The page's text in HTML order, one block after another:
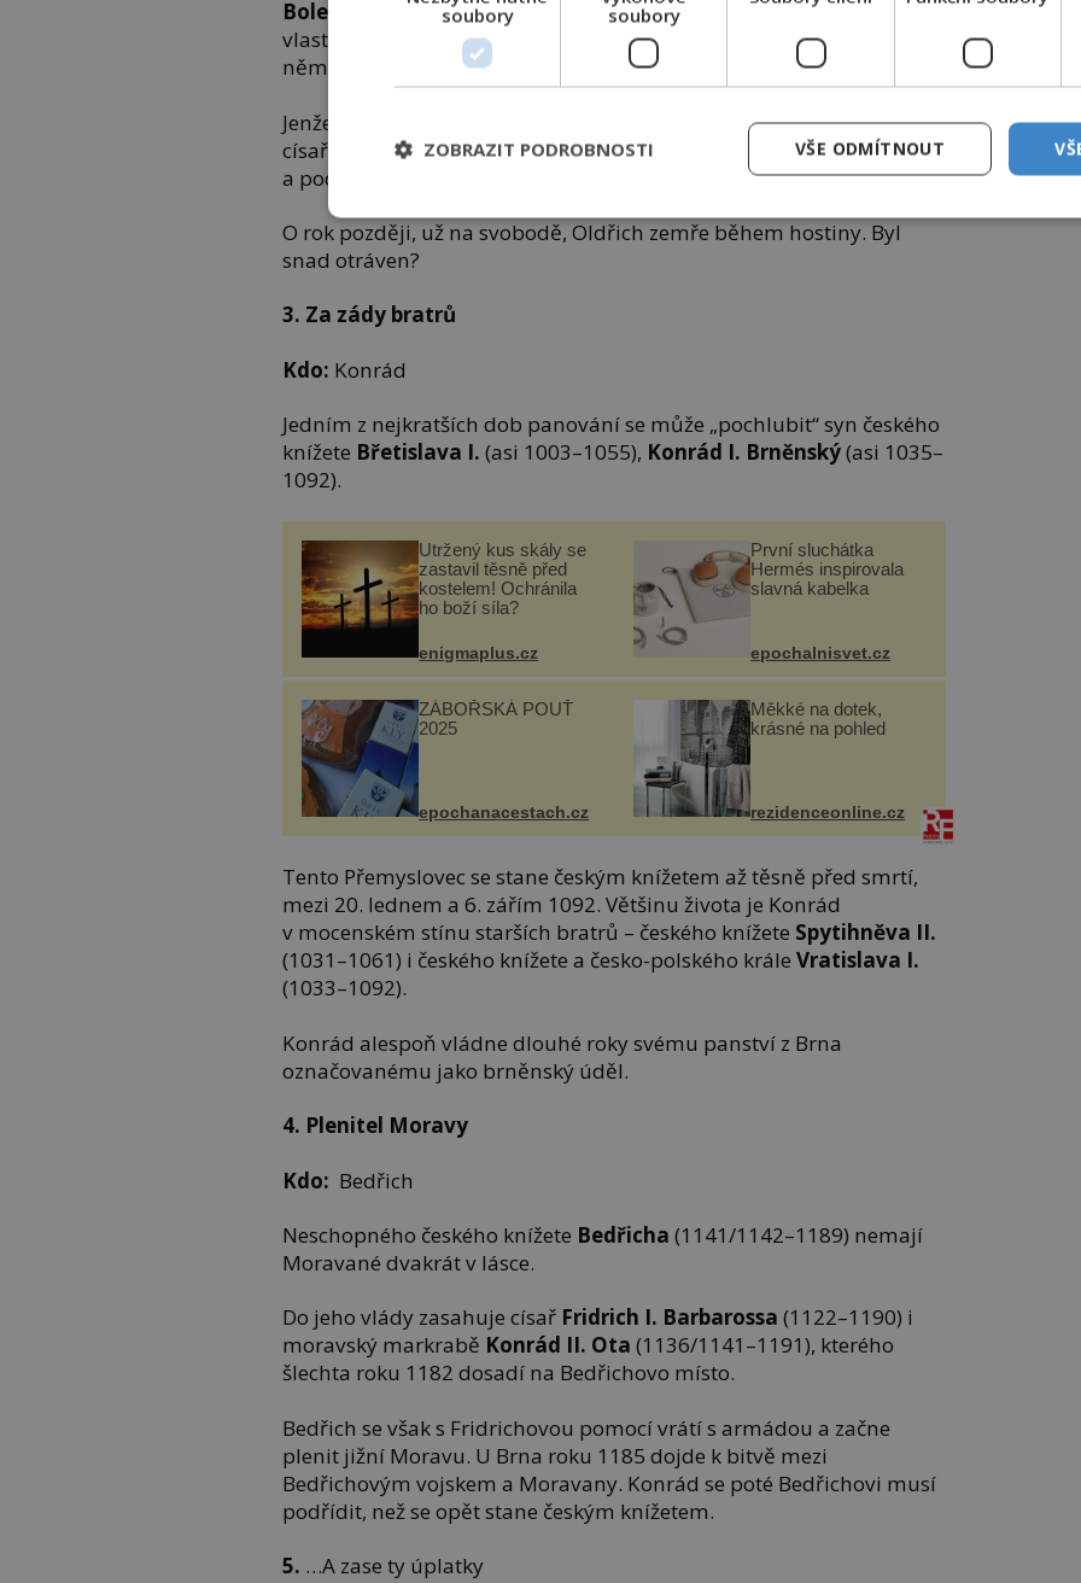
Boleslav I. Chrabrý(966/967–1025) se vyhnanci natrvalo vracejí do
vlasti až na podzim 1004. Vlády se ujímá Jaromír. Oldřich proti
němu ale za osm let vyvolá povstání.
Jenže Oldřich na knížecím stolci jedná navzdory říšskoněmeckému
císaři
Konrádovi II.(asi 990–1039): Odmítne válčit proti Polsku
a podporuje Sázavský klášter. Proto je roku 1033 Jindřichem zajat.
O rok později, už na svobodě, Oldřich zemře během hostiny. Byl
snad otráven?
3. Za zády bratrů
Kdo: Konrád
Jedním z nejkratších dob panování se může „pochlubit“ syn českého
knížete Břetislava I. (asi 1003–1055), Konrád I. Brněnský(asi 1035–
1092).
Utržený kus skály se
zastavil těsně před
kostelem! Ochránila
ho boží síla?
enigmaplus.cz
První sluchátka
Hermés inspirovala
slavná kabelka
epochalnisvet.cz
ZÁBOŘSKÁ POUŤ
2025
epochanacestach.cz
Měkké na dotek,
krásné na pohled
rezidenceonline.cz
Tento Přemyslovec se stane českým knížetem až těsně před smrtí,
mezi 20. lednem a 6. zářím 1092. Většinu života je Konrád
v mocenském stínu starších bratrů – českého knížete Spytihněva II.
(1031–1061) i českého knížete a česko-polského králeVratislava I.
(1033–1092).
Konrád alespoň vládne dlouhé roky svému panství z Brna
označovanému jako brněnský úděl.
4. Plenitel Moravy
Kdo: Bedřich
Neschopného českého knížete Bedřicha (1141/1142–1189) nemají
Moravané dvakrát v lásce.
Do jeho vlády zasahuje císař Fridrich I. Barbarossa (1122–1190) i
moravský markrabě Konrád II. Ota (1136/1141–1191), kterého
šlechta roku 1182 dosadí na Bedřichovo místo.
Bedřich se však s Fridrichovou pomocí vrátí s armádou a začne
plenit jižní Moravu. U Brna roku 1185 dojde k bitvě mezi
Bedřichovým vojskem a Moravany. Konrád se poté Bedřichovi musí
podřídit, než se opět stane českým knížetem.
5. …A zase ty úplatky
soubory
soubory
VŠE ODMÍTNOUT
ZOBRAZIT PODROBNOSTI